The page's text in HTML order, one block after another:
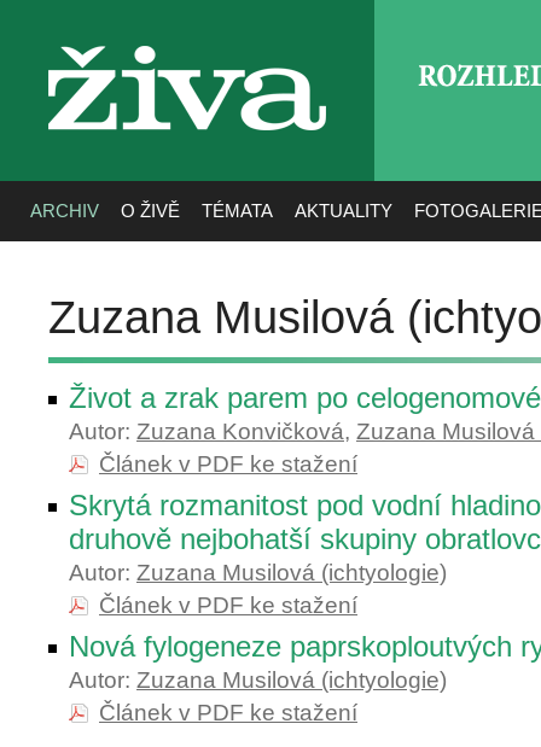
živa
ARCHIV O ŽIVĚ TÉMATA AKTUALITY
Zuzana Musilová
Život a zrak parem po
Autor: Zuzana Konvičková, Zuzana Musilová
Článek v PDF ke stažení
Skrytá rozmanitost pod vodní
druhově nejbohatší skupiny
Autor: Zuzana Musilová (ichtyologie)
Článek v PDF ke stažení
Nová fylogeneze paprskoploutvých
Autor: Zuzana Musilová (ichtyologie)
Článek v PDF ke stažení